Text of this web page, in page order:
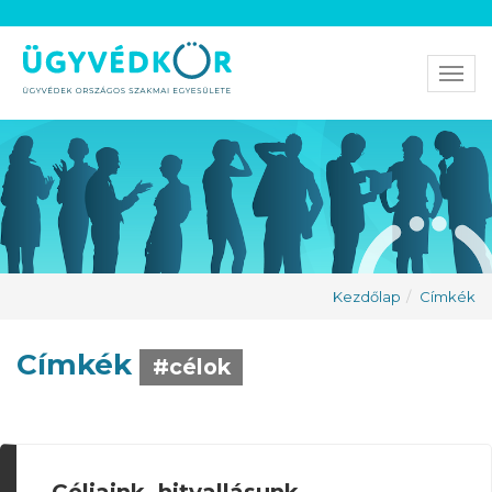
Kezdőlap Címkék
Címkék #célok